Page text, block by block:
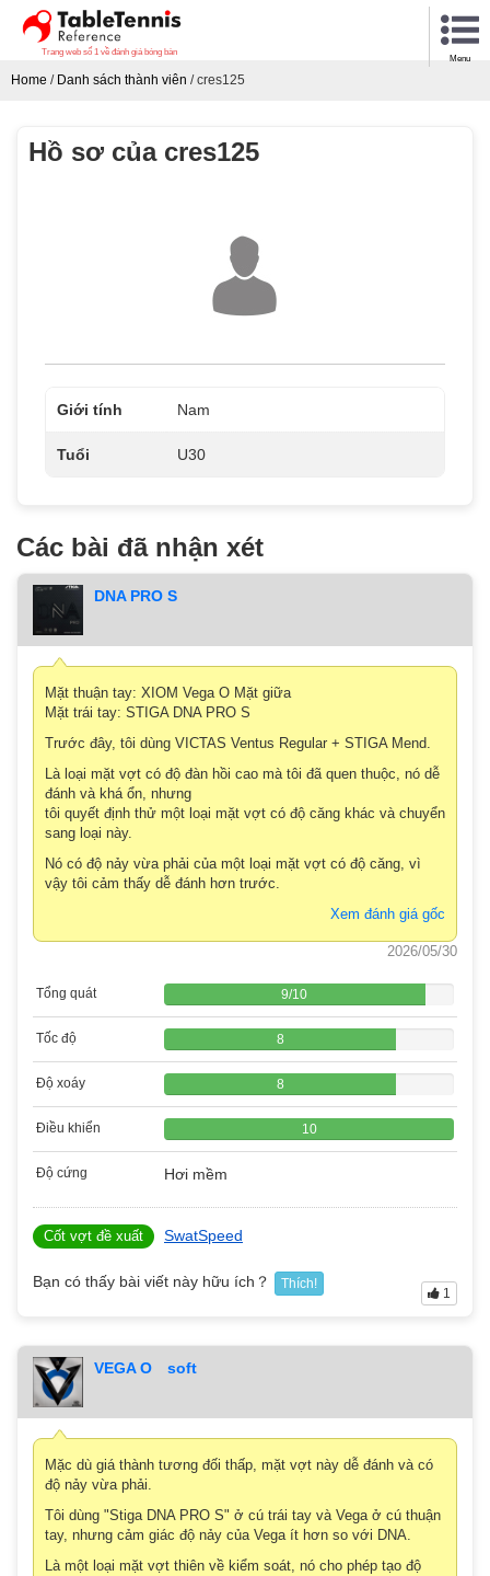
Trang web số 1 về đánh giá bóng bàn
Menu
Home / Danh sách thành viên /cres125
Hồ sơ của cres125
Giới tính Nam
Tuổi U30
Các bài đã nhận xét
DNA PRO S
Mặt thuận tay: XIOM Vega O Mặt giữa
Mặt trái tay: STIGA DNA PRO S
Trước đây, tôi dùng VICTAS Ventus Regular + STIGA Mend.
Là loại mặt vợt có độ đàn hồi cao mà tôi đã quen thuộc, nó dễ
đánh và khá ổn, nhưng
tôi quyết định thử một loại mặt vợt có độ căng khác và chuyển
sang loại này.
Nó có độ nảy vừa phải của một loại mặt vợt có độ căng, vì
vậy tôi cảm thấy dễ đánh hơn trước.
Xem đánh giá gốc
2026/05/30
Tổng quát 9/10
Tốc độ 8
Độ xoáy 8
Điều khiển 10
Độ cứng Hơi mềm
Cốt vợt đề xuất SwatSpeed
Bạn có thấy bài viết này hữu ích？ Thích!
1
VEGA O soft
Mặc dù giá thành tương đối thấp, mặt vợt này dễ đánh và có
độ nảy vừa phải.
Tôi dùng "Stiga DNA PRO S" ở cú trái tay và Vega ở cú thuận
tay, nhưng cảm giác độ nảy của Vega ít hơn so với DNA.
Là một loại mặt vợt thiên về kiểm soát, nó cho phép tạo độ